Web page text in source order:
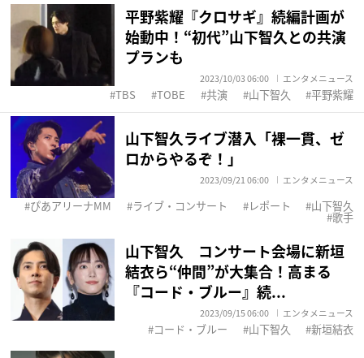
平野紫耀『クロサギ』続編計画が
始動中！“初代”山下智久との共演
プランも
2023/10/03 06:00 エンタメニュース
TBS TOBE 共演 山下智久 平野紫耀
山下智久ライブ潜入「裸一貫、ゼ
ロからやるぞ！」
2023/09/21 06:00 エンタメニュース
ぴあアリーナMM ライブ・コンサート レポート 山下智久
歌手
山下智久 コンサート会場に新垣
結衣ら“仲間”が大集合！高まる
『コード・ブルー』続...
2023/09/15 06:00 エンタメニュース
コード・ブルー 山下智久 新垣結衣